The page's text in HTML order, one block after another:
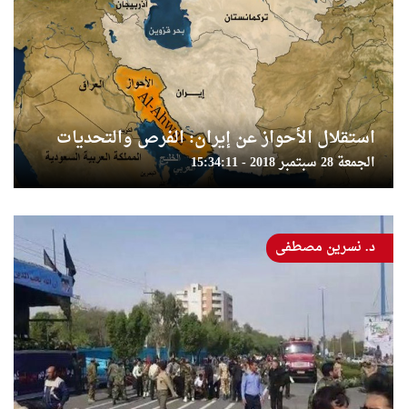
استقلال الأحواز عن إيران: الفرص والتحديات
الجمعة 28 سبتمبر 2018 - 15:34:11
د. نسرين مصطفى